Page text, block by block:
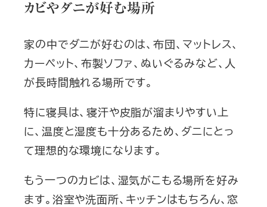
カビやダニが好む場所
家の中でダニが好むのは、布団、マットレス、
カーペット、布製ソファ、ぬいぐるみなど、人
が長時間触れる場所です。
特に寝具は、寝汗や皮脂が溜まりやすい上
に、温度と湿度も十分あるため、ダニにとっ
て理想的な環境になります。
もう一つのカビは、湿気がこもる場所を好み
ます。浴室や洗面所、キッチンはもちろん、窓